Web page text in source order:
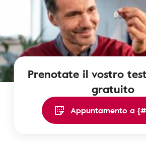
Prenotate il vostro
gratuito
Appuntamento a